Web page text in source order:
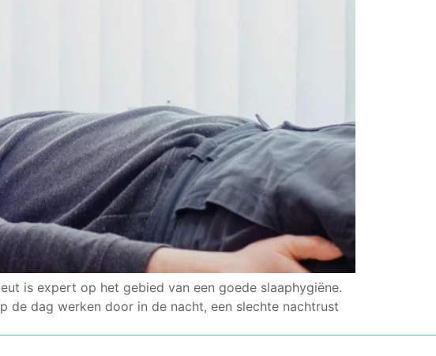
is expert op het gebied van een goede slaaphygiëne.
de dag werken door in de nacht, een slechte nachtrust